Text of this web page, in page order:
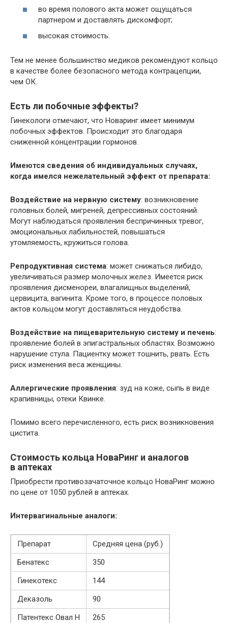
во время полового акта может ощущаться
партнером и доставлять дискомфорт;
высокая стоимость.
Тем не менее большинство медиков рекомендуют кольцо
в качестве более безопасного метода контрацепции,
чем ОК.
Есть ли побочные эффекты?
Гинекологи отмечают, что Новаринг имеет минимум
побочных эффектов. Происходит это благодаря
сниженной концентрации гормонов.
Имеются сведения об индивидуальных случаях,
когда имелся нежелательный эффект от препарата:
Воздействие на нервную систему: возникновение
головных болей, мигреней, депрессивных состояний.
Могут наблюдаться проявления беспричинных тревог,
эмоциональных лабильностей, повышаться
утомляемость, кружиться голова.
Репродуктивная система: может снижаться либидо,
увеличиваться размер молочных желез. Имеется риск
проявления дисменореи, влагалищных выделений,
цервицита, вагинита. Кроме того, в процессе половых
актов кольцом могут доставляться неудобства.
Воздействие на пищеварительную систему и печень:
проявление болей в эпигастральных областях. Возможно
нарушение стула. Пациентку может тошнить, рвать. Есть
риск изменения веса женщины.
Аллергические проявления: зуд на коже, сыпь в виде
крапивницы, отеки Квинке.
Помимо всего перечисленного, есть риск возникновения
цистита.
Стоимость кольца НоваРинг и аналогов
в аптеках
Приобрести противозачаточное кольцо НоваРинг можно
по цене от 1050 рублей в аптеках.
Интервагинальные аналоги:
Препарат
Средняя цена (руб.)
Бенатекс
350
Гинекотекс
144
Деказоль
90
Патентекс Овал Н
265